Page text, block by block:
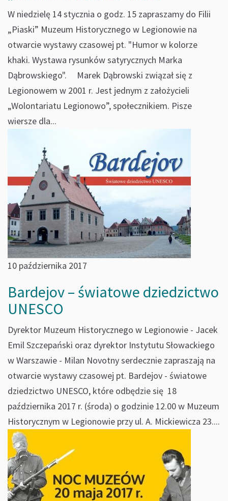
W niedzielę 14 stycznia o godz. 15 zapraszamy do Filii
„Piaski” Muzeum Historycznego w Legionowie na
otwarcie wystawy czasowej pt. "Humor w kolorze
khaki. Wystawa rysunków satyrycznych Marka
Dąbrowskiego". Marek Dąbrowski związał się z
Legionowem w 2001 r. Jest jednym z założycieli
„Wolontariatu Legionowo”, społecznikiem. Pisze
wiersze dla...
10 października 2017
Bardejov – światowe dziedzictwo
UNESCO
Dyrektor Muzeum Historycznego w Legionowie - Jacek
Emil Szczepański oraz dyrektor Instytutu Słowackiego
w Warszawie - Milan Novotny serdecznie zapraszają na
otwarcie wystawy czasowej pt. Bardejov - światowe
dziedzictwo UNESCO, które odbędzie się 18
października 2017 r. (środa) o godzinie 12.00 w Muzeum
Historycznym w Legionowie przy ul. A. Mickiewicza 23....